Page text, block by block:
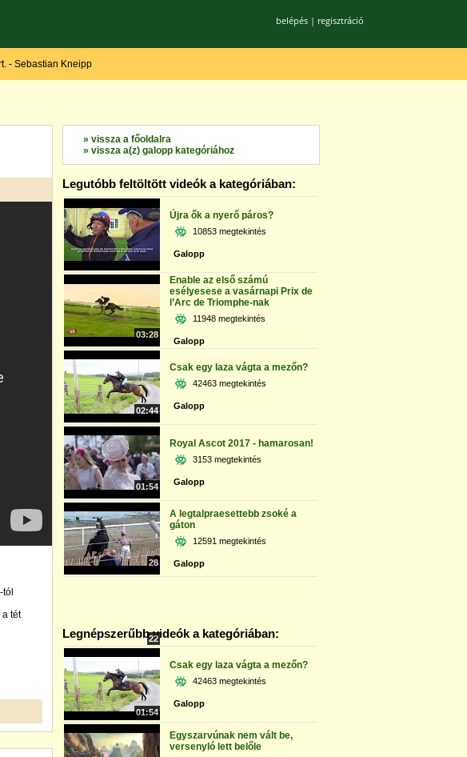
belépés| regisztráció
- Sebastian Kneipp
a tét
» vissza a főoldalra
» vissza a(z) galopp kategóriához
Legutóbb feltöltött videók a kategóriában:
03:28
Újra ők a nyerő páros?
10853 megtekintés
Galopp
02:44
Enable az első számú
esélyesese a vasárnapi Prix de
l’Arc de Triomphe-nak
11948 megtekintés
Galopp
01:54
Csak egy laza vágta a mezőn?
42463 megtekintés
Galopp
28
Royal Ascot 2017 - hamarosan!
3153 megtekintés
Galopp
22
A legtalpraesettebb zsoké a
gáton
12591 megtekintés
Galopp
Legnépszerűbb videók a kategóriában:
01:54
Csak egy laza vágta a mezőn?
42463 megtekintés
Galopp
Egyszarvúnak nem vált be,
versenyló lett belőle